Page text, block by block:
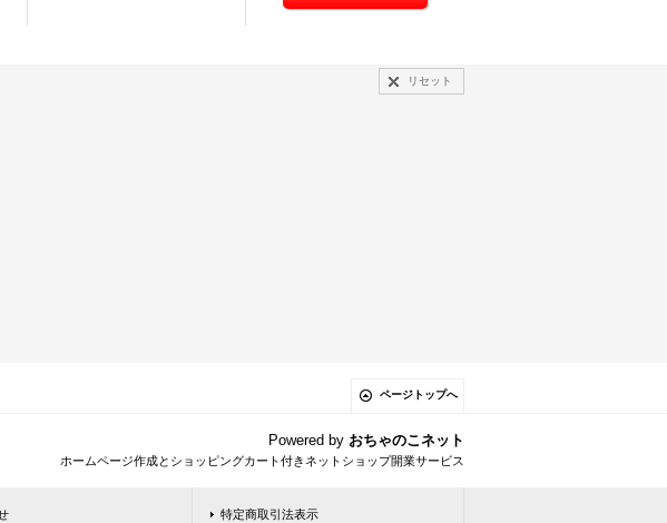
リセット
ページトップへ
Powered by おちゃのこネット
ホームページ作成とショッピングカート付きネットショップ開業サービス
特定商取引法表示